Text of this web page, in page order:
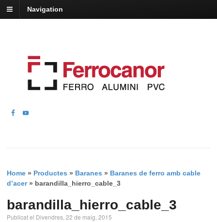
Navigation
Home » Productes » Baranes » Baranes de ferro amb cable
d’acer» barandilla_hierro_cable_3
barandilla_hierro_cable_3
Publicat el Divendres, 22 de maig, 2015